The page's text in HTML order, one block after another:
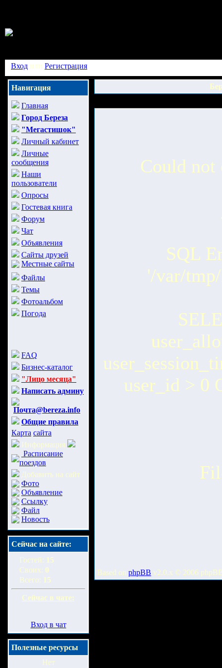
Вход или Регистрация
Навигация
Главная
Город Береза
"Мегастишок"
Личный кабинет
Личные
сообщения
Наши
пользователи
Опросы
Гостевая книга
Форум
Чат
Объявления
Сайты друзей
Местные сайты
Файлы
Темы
Фотоальбом
Погода
FAQ
Бизнес-каталог
"Лицо месяца"
Написать админу
Почта@bereza.info
Общие правила
Карта сайта
Информация
Расписание
поездов
Добавить на сайт
Фото
Объявление
Ссылку
Файл
Новость
Сейчас на сайте:
Гостей: 15
Своих: 0
Всего: 15
Сейчас в чате:
Вход в чат
Полезные ресурсы
Нет
Could not
SQL
'/var/
user_id > 0
Based on phpBB v2.0.x © 2006